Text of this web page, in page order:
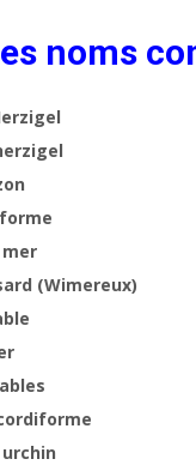
noms
mer
(Wimereux)